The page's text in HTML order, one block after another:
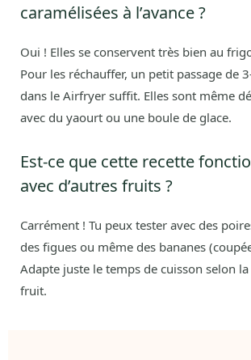
caramélisées à l’avance ?
Oui ! Elles se conservent très bien au
Pour les réchauffer, un petit passage de
dans le Airfryer suffit. Elles sont même
avec du yaourt ou une boule de glace.
Est-ce que cette recette
avec d’autres fruits ?
Carrément ! Tu peux tester avec des
des figues ou même des bananes
Adapte juste le temps de cuisson selon
fruit.